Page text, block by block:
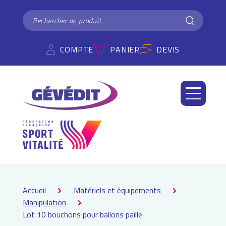
RECHERCHER Rechercher
COMPTE PANIER DEVIS
Accueil
Matériels et équipements
Manipulation
Lot 10 bouchons pour ballons paille